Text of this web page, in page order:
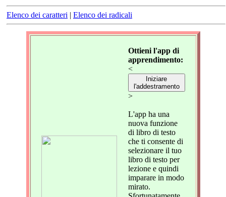
Elenco dei caratteri | Elenco dei radicali
Ottieni l'app di
apprendimento:
<
Iniziare
l'addestramento
>
L'app ha una
nuova funzione
di libro di testo
che ti consente di
selezionare il tuo
libro di testo per
lezione e quindi
imparare in modo
mirato.